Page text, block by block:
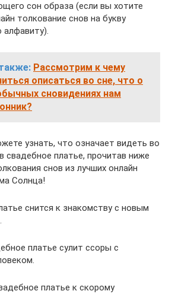
сон образа (если вы хотите
толкование снов на букву
алфавиту).
Рассмотрим к чему
описаться во сне, что о
сновидениях нам
узнать, что означает видеть во
свадебное платье, прочитав ниже
снов из лучших онлайн
Солнца!
снится к знакомству с новым
платье сулит ссоры с
платье к скорому